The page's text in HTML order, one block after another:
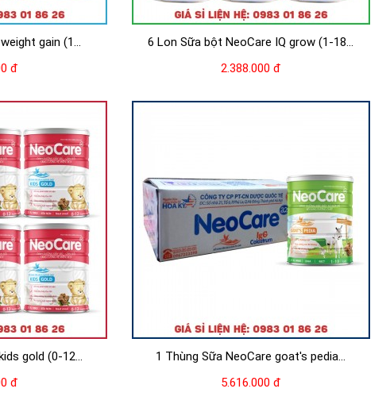
gain (1...
đ
6 Lon Sữa bột NeoCare IQ grow (1-18...
2.388.000 đ
gold (0-12...
đ
1 Thùng Sữa NeoCare goat's pedia...
5.616.000 đ